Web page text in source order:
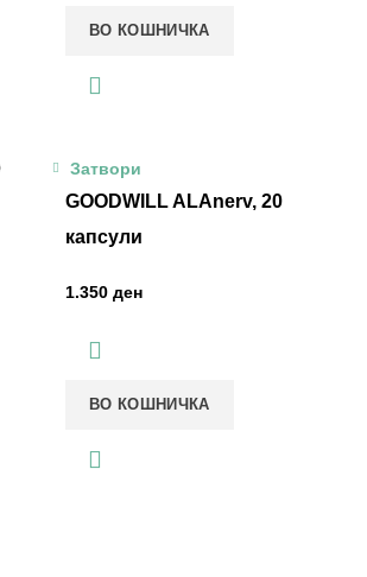
ВО КОШНИЧКА
Затвори
GOODWILL ALAnerv, 20
капсули
ден
ВО КОШНИЧКА